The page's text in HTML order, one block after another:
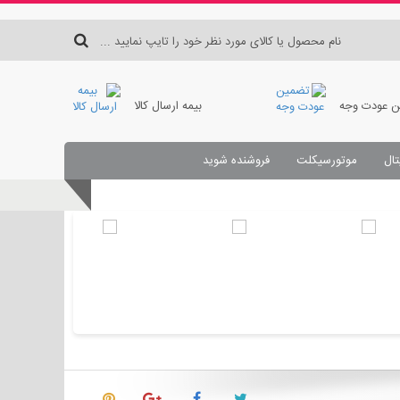
عودت وجه بیمه ارسال کالا
موتورسیکلت
فروشنده شوید